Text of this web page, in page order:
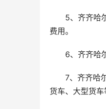
5、齐齐哈
费用。
6、齐齐哈
7、齐齐哈
货车、大型货车